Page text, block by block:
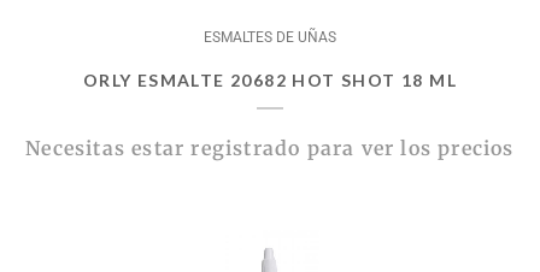
ESMALTES DE UÑAS
ORLY ESMALTE 20682 HOT SHOT 18 ML
Necesitas estar registrado para ver los precios